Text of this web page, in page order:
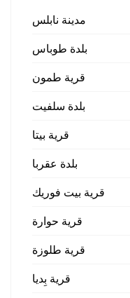
مدينة نابلس
بلدة طوباس
قرية طمون
بلدة سلفيت
قرية بيتا
بلدة عقربا
قرية بيت فوريك
قرية حوارة
قرية طلوزة
قرية بِديا